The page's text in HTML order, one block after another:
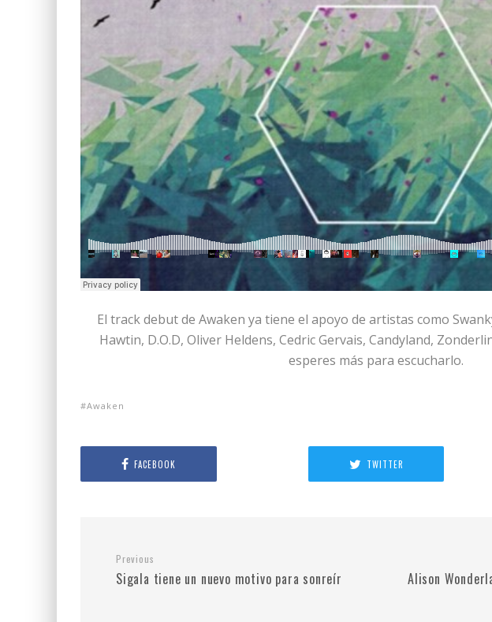
El track debut de Awaken ya tiene el apoyo de artistas como
Hawtin, D.O.D, Oliver Heldens, Cedric Gervais, Candyland,
esperes más para escucharlo.
Awaken
FACEBOOK TWITTER
Previous
Sigala tiene un nuevo motivo para sonreír
Alison